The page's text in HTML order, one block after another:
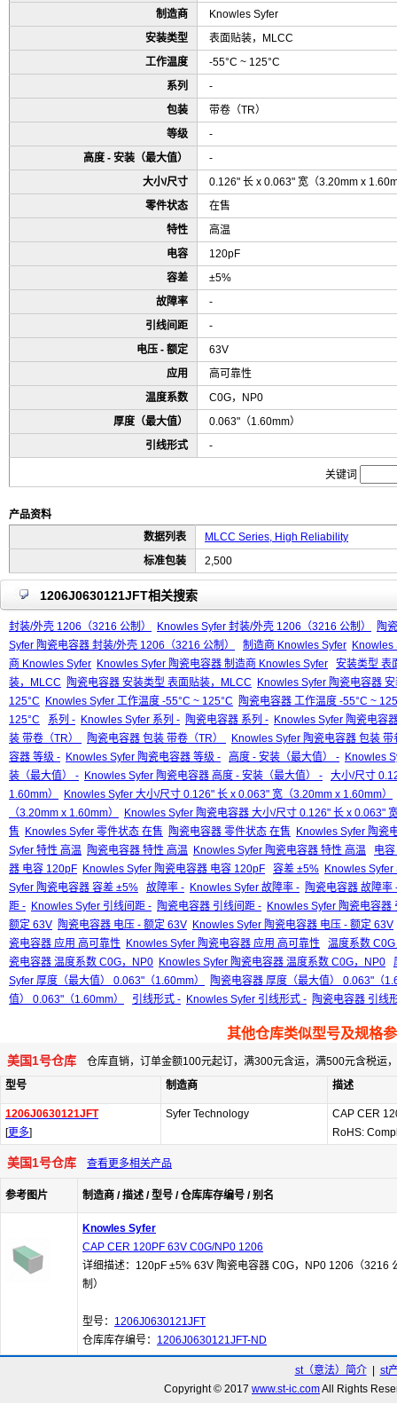
制造商
Knowles Syfer
安装类型
表面贴装，MLCC
工作温度
-55°C ~ 125°C
系列
-
包装
带卷（TR）
等级
-
高度 - 安装（最大值）
-
大小/尺寸
0.126" 长 x 0.063" 宽（3.20mm x
零件状态
在售
特性
高温
电容
120pF
容差
±5%
故障率
-
引线间距
-
电压 - 额定
63V
应用
高可靠性
温度系数
C0G，NP0
厚度（最大值）
0.063"（1.60mm）
引线形式
-
关键词
产品资料
数据列表
MLCC Series, High Reliability
标准包装
2,500
1206J0630121JFT相关搜索
封装/外壳 1206（3216 公制） Knowles Syfer 封装/外壳 1206（3216 公制）
陶
Syfer 陶瓷电容器 封装/外壳 1206（3216 公制）
制造商 Knowles Syfer Knowles
商 Knowles Syfer Knowles Syfer 陶瓷电容器 制造商 Knowles Syfer
安装类型 表
装，MLCC
陶瓷电容器 安装类型 表面贴装，MLCC
Knowles Syfer 陶瓷电容器
125°C
Knowles Syfer 工作温度 -55°C ~ 125°C
陶瓷电容器 工作温度 -55°C ~
125°C
系列 - Knowles Syfer 系列 - 陶瓷电容器 系列 - Knowles Syfer 陶瓷电容
装 带卷（TR）
陶瓷电容器 包装 带卷（TR）
Knowles Syfer 陶瓷电容器 包装
容器 等级 - Knowles Syfer 陶瓷电容器 等级 - 高度 - 安装（最大值） - Knowles
装（最大值） - Knowles Syfer 陶瓷电容器 高度 - 安装（最大值） -
大小/尺寸
1.60mm）
Knowles Syfer 大小/尺寸 0.126" 长 x 0.063" 宽（3.20mm x 1.60mm）
（3.20mm x 1.60mm）
Knowles Syfer 陶瓷电容器 大小/尺寸 0.126" 长 x 0.063"
售
Knowles Syfer 零件状态 在售 陶瓷电容器 零件状态 在售
Knowles Syfer 陶瓷
Syfer 特性 高温
陶瓷电容器 特性 高温 Knowles Syfer 陶瓷电容器 特性 高温
电
器 电容 120pF Knowles Syfer 陶瓷电容器 电容 120pF 容差 ±5% Knowles Syfer
Syfer 陶瓷电容器 容差 ±5%
故障率 - Knowles Syfer 故障率 - 陶瓷电容器 故障率
距 - Knowles Syfer 引线间距 - 陶瓷电容器 引线间距 - Knowles Syfer 陶瓷电容器
额定 63V 陶瓷电容器 电压 - 额定 63V Knowles Syfer 陶瓷电容器 电压 - 额定 63V
瓷电容器 应用 高可靠性
Knowles Syfer 陶瓷电容器 应用 高可靠性
温度系数
瓷电容器 温度系数 C0G，NP0 Knowles Syfer 陶瓷电容器 温度系数 C0G，NP0
Syfer 厚度（最大值） 0.063"（1.60mm）
陶瓷电容器 厚度（最大值） 0.063"（
值） 0.063"（1.60mm）
引线形式 - Knowles Syfer 引线形式 - 陶瓷电容器 引线
其他仓库类似型号及规格
美国1号仓库 仓库直销，订单金额100元起订，满300元含运，满500元含税运
型号
制造商 描述
1206J0630121JFT
[更多]
Syfer Technology
CAP CER
RoHS:
美国1号仓库 查看更多相关产品
参考图片 制造商 / 描述 / 型号 / 仓库库存编号 / 别名
Knowles Syfer
CAP CER 120PF 63V C0G/NP0 1206
详细描述：120pF ±5% 63V 陶瓷电容器 C0G，NP0 1206（3216
制）
型号： 1206J0630121JFT
仓库库存编号： 1206J0630121JFT-ND
st（意法）简介| st
Copyright © 2017 www.st-ic.comAll Rights